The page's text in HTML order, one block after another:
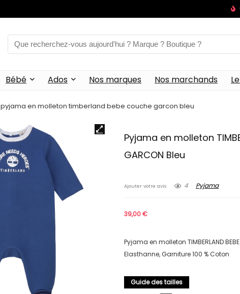
Bébé Ados Nos marques Nos marchands
pyjama en molleton timberland bebe couche garcon bleu
Pyjama en molleton
GARCON Bleu
Ajouter votre avis 4 Pyjama
39,00€
Pyjama en molleton TIMBERLAND
Elasthanne, Garniture 100 % Coton
Guide des tailles